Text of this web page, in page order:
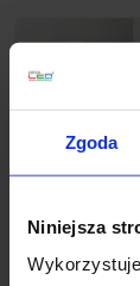
Zgoda
Niniejsza
AQFORM